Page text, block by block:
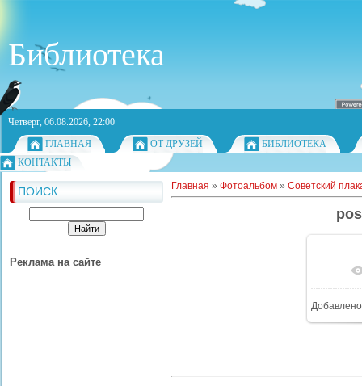
Библиотека
Четверг, 06.08.2026, 22:00
ГЛАВНАЯ
ОТ ДРУЗЕЙ
БИБЛИОТЕКА
КОНТАКТЫ
ПОИСК
Реклама на сайте
Главная » Фотоальбом » Советский
Добавлено